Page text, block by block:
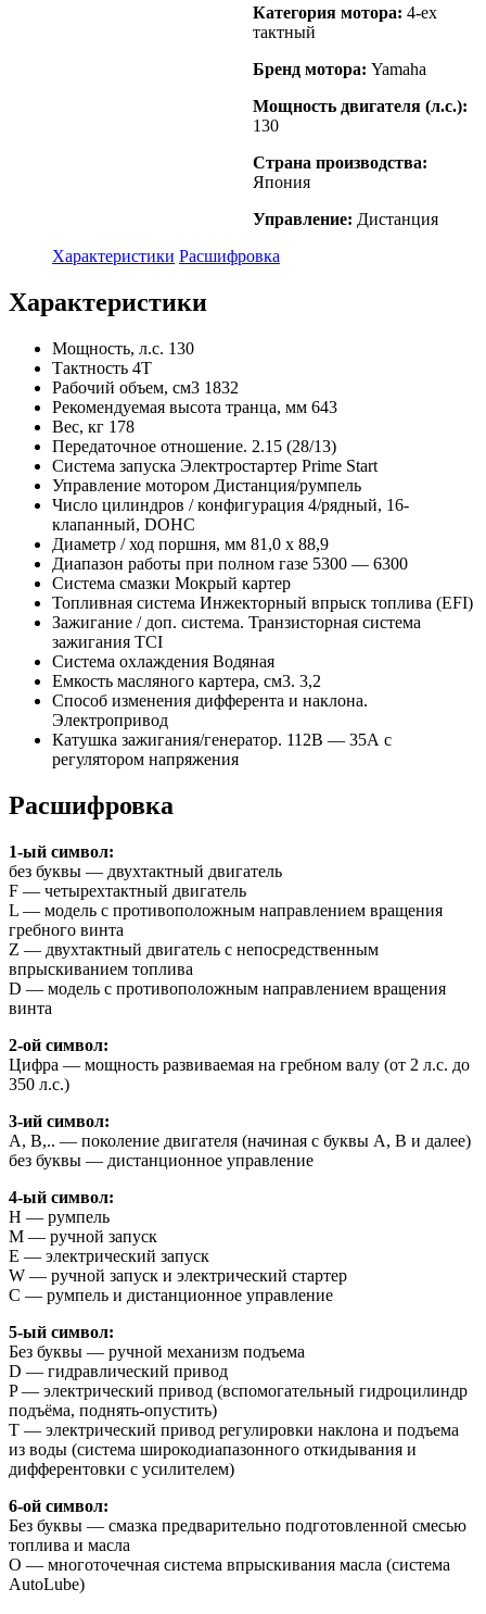
Категория мотора: 4-ех
тактный
Бренд мотора: Yamaha
Мощность двигателя (л.с.):
130
Страна производства:
Япония
Управление: Дистанция
Характеристики Расшифровка
Характеристики
Мощность, л.с. 130
Тактность 4Т
Рабочий объем, см3 1832
Рекомендуемая высота транца, мм 643
Вес, кг 178
Передаточное отношение. 2.15 (28/13)
Система запуска Электростартер Prime Start
Управление мотором Дистанция/румпель
Число цилиндров / конфигурация 4/рядный, 16-
клапанный, DOHC
Диаметр / ход поршня, мм 81,0 x 88,9
Диапазон работы при полном газе 5300 — 6300
Система смазки Мокрый картер
Топливная система Инжекторный впрыск топлива (EFI)
Зажигание / доп. система. Транзисторная система
зажигания TCI
Система охлаждения Водяная
Емкость масляного картера, см3. 3,2
Способ изменения дифферента и наклона.
Электропривод
Катушка зажигания/генератор. 112В — 35А с
регулятором напряжения
Расшифровка
1-ый символ:
без буквы — двухтактный двигатель
F — четырехтактный двигатель
L — модель с противоположным направлением вращения
гребного винта
Z — двухтактный двигатель с непосредственным
впрыскиванием топлива
D — модель с противоположным направлением вращения
винта
2-ой символ:
Цифра — мощность развиваемая на гребном валу (от 2 л.с. до
350 л.с.)
3-ий символ:
A, B,.. — поколение двигателя (начиная с буквы А, B и далее)
без буквы — дистанционное управление
4-ый символ:
H — румпель
M — ручной запуск
E — электрический запуск
W — ручной запуск и электрический стартер
C — румпель и дистанционное управление
5-ый символ:
Без буквы — ручной механизм подъема
D — гидравлический привод
P — электрический привод (вспомогательный гидроцилиндр
подъёма, поднять-опустить)
T — электрический привод регулировки наклона и подъема
из воды (система широкодиапазонного откидывания и
дифферентовки с усилителем)
6-ой символ:
Без буквы — смазка предварительно подготовленной смесью
топлива и масла
O — многоточечная система впрыскивания масла (система
AutoLube)